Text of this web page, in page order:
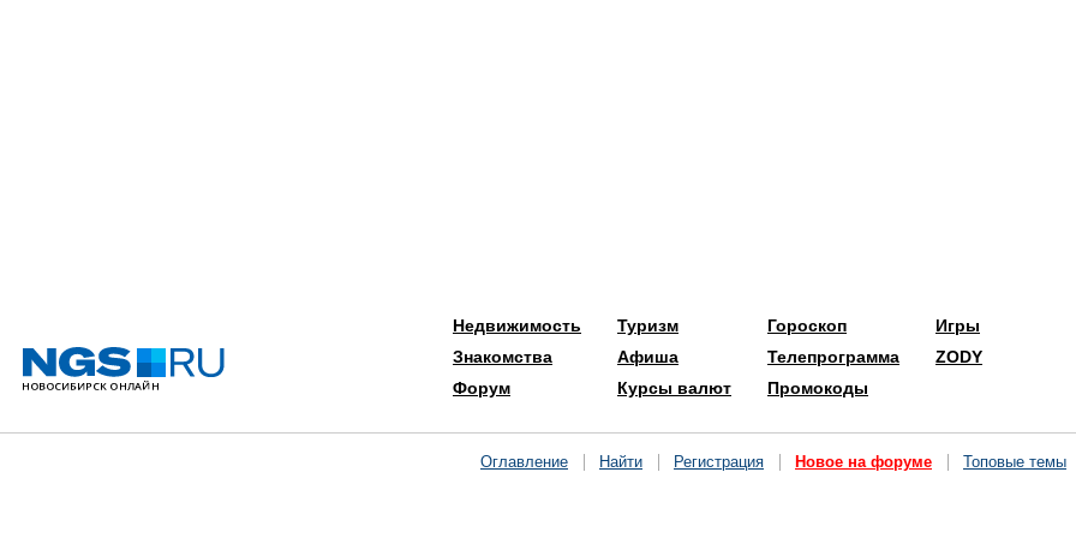
Недвижимость
Знакомства
Форум
Туризм
Афиша
Курсы валют
Гороскоп
Телепрограмма
Промокоды
Игры
ZODY
Оглавление Найти Регистрация Новое на форуме Топовые темы